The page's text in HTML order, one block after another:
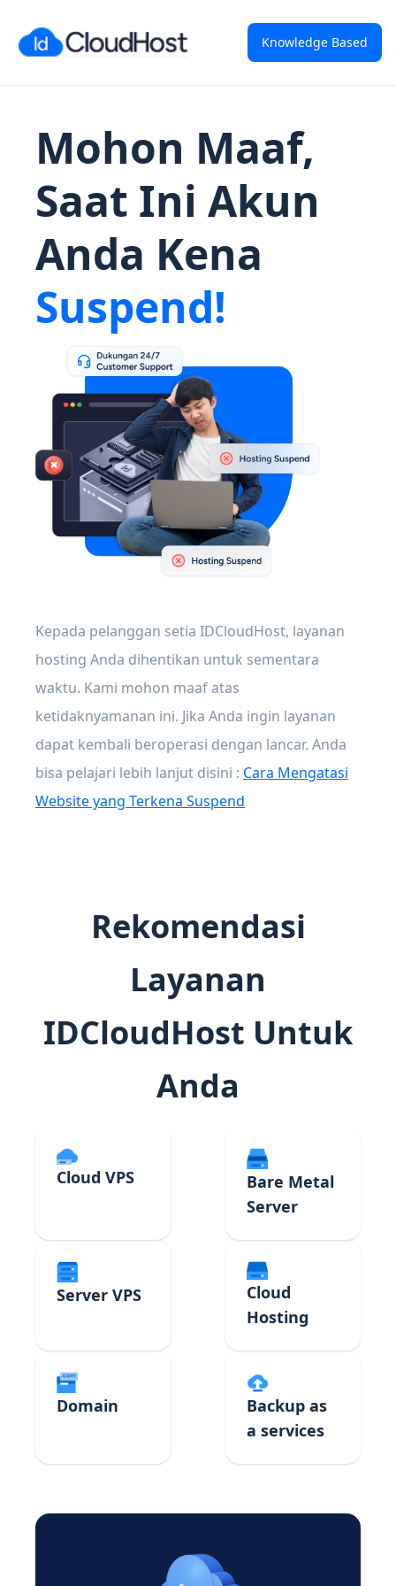
Knowledge Based
Mohon Maaf,
Saat Ini Akun
Anda Kena
Suspend!
Kepada pelanggan setia IDCloudHost, layanan
hosting Anda dihentikan untuk sementara
waktu. Kami mohon maaf atas
ketidaknyamanan ini. Jika Anda ingin layanan
dapat kembali beroperasi dengan lancar. Anda
bisa pelajari lebih lanjut disini : Cara Mengatasi
Website yang Terkena Suspend
Rekomendasi
Layanan
IDCloudHost Untuk
Anda
Cloud VPS
Bare Metal
Server
Server VPS
Cloud
Hosting
Domain
Backup as
a services